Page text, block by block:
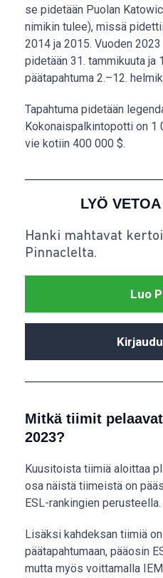
se pidetään Puolan
nimikin tulee), missä
2014 ja 2015. Vuoden
pidetään 31. tammikuuta ja
päätapahtuma 2.–12.
Tapahtuma pidetään
Kokonaispalkintopotti on 1
vie kotiin 400 000 $.
LYÖ
Hanki mahtavat
Pinnaclelta.
Luo
Mitkä tiimit
2023?
Kuusitoista tiimiä aloittaa
osa näistä tiimeistä on
ESL-rankingien perusteella.
Lisäksi kahdeksan tiimiä
päätapahtumaan, pääosin
mutta myös voittamalla